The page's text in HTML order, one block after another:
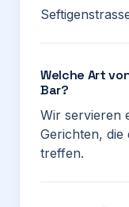
Welche Art
Bar?
Wir servieren
Gerichten, die
treffen.